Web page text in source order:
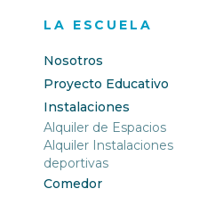
LA ESCUELA
Nosotros
Proyecto Educativo
Instalaciones
Alquiler de Espacios
Alquiler Instalaciones
deportivas
Comedor